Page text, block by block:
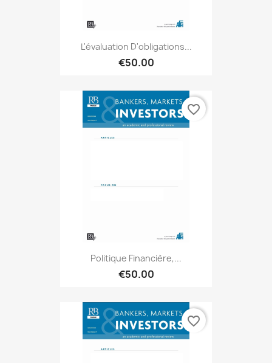
L'évaluation D'obligations...
€50.00
Politique Financière,...
€50.00
favorite_border
favorite_border